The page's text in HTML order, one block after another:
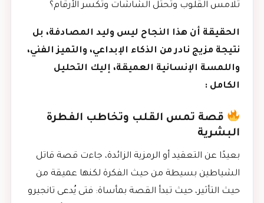
تلامس القلوب وتحتل الشاشات وتكسر الأرقام؟
الحقيقة أن هذا النجاح ليس وليد المصادفة، بل
نتيجة مزيج نادر من الذكاء الإبداعي، والتميز الفني،
واللمسة الإنسانية العميقة، إليك التحليل
الكامل :
قصة تمس القلب وتخاطب الفطرة
البشرية
بعيدًا عن التعقيد أو الرمزية الزائدة، جاءت قصة قاتل
الشياطين بسيطة من حيث الفكرة لكنها عميقة من
حيث التأثير، حيث تبدأ القصة بمأساة: فتى يُدعى تانجيرو